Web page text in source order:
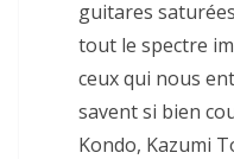
guitares
tout le spectre
ceux qui nous
savent si bien
Kondo, Kazumi